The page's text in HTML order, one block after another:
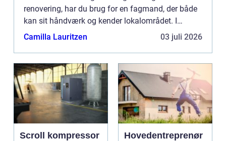
renovering, har du brug for en fagmand, der både
kan sit håndværk og kender lokalområdet. I
Nyborg og omegn findes der flere dygtige VVS-
Camilla Lauritzen 03 juli 2026
Scroll kompressor
Hovedentreprenør